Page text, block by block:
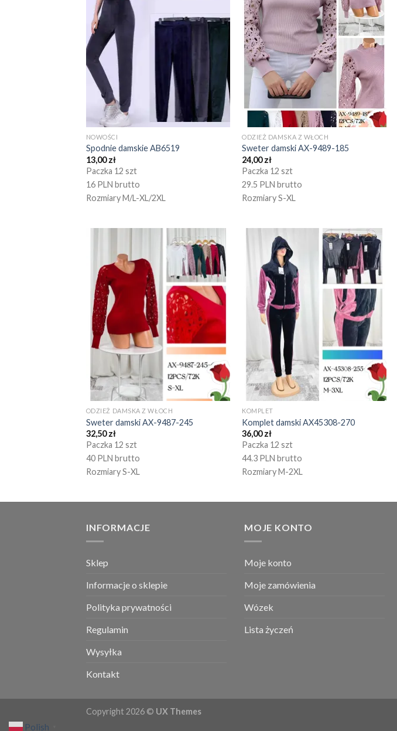
NOWOŚCI
Spodnie damskie AB6519
13,00zł
Paczka 12 szt
16 PLN brutto
Rozmiary M/L-XL/2XL
ODZIEŻ DAMSKA Z WŁOCH
Sweter damski AX-9489-185
24,00zł
Paczka 12 szt
29.5 PLN brutto
Rozmiary S-XL
ODZIEŻ DAMSKA Z WŁOCH
Sweter damski AX-9487-245
32,50zł
Paczka 12 szt
40 PLN brutto
Rozmiary S-XL
KOMPLET
Komplet damski AX45308-270
36,00zł
Paczka 12 szt
44.3 PLN brutto
Rozmiary M-2XL
INFORMACJE
Sklep
Informacje o sklepie
Polityka prywatności
Regulamin
Wysyłka
Kontakt
MOJE KONTO
Moje konto
Moje zamówienia
Wózek
Lista życzeń
Copyright 2026 © UX Themes
Polish